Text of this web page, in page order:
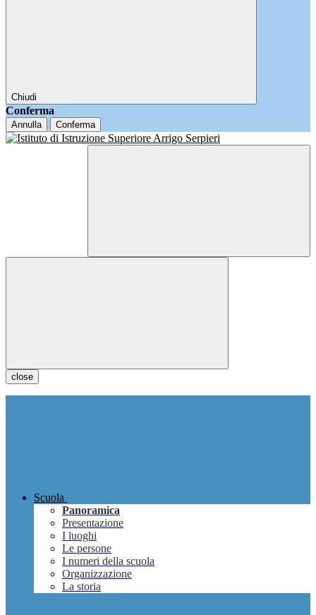
Chiudi
Conferma
Annulla Conferma
close
Scuola
Panoramica
Presentazione
I luoghi
Le persone
I numeri della scuola
Organizzazione
La storia